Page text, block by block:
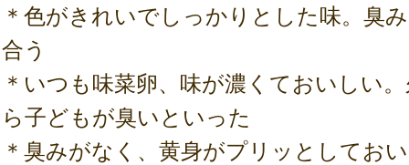
＊色がきれいでしっかりとした味。臭
合う
＊いつも味菜卵、味が濃くておいしい
ら子どもが臭いといった
＊臭みがなく、黄身がプリッとしてお